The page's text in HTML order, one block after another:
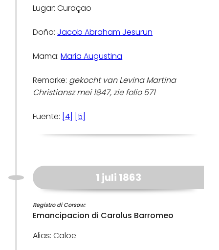
Lugar: Curaçao
Doño: Jacob Abraham Jesurun
Mama:Maria Augustina
Remarke: gekocht van Levina Martina
Christiansz mei 1847, zie folio 571
Fuente: [4] [5]
1 juli 1863
Registro di Corsow:
Emancipacion di Carolus Barromeo
Alias: Caloe